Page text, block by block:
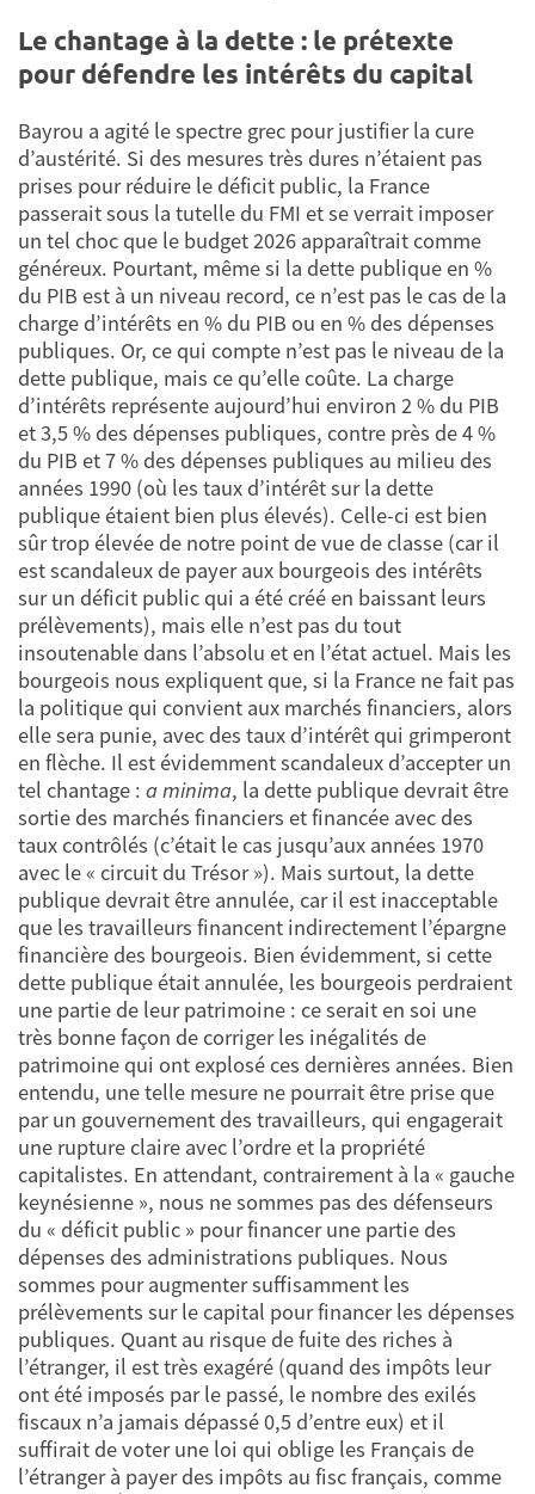
Le chantage à la dette : le prétexte
pour défendre les intérêts du capital
Bayrou a agité le spectre grec pour justifier la cure
d’austérité. Si des mesures très dures n’étaient pas
prises pour réduire le déficit public, la France
passerait sous la tutelle du FMI et se verrait imposer
un tel choc que le budget 2026 apparaîtrait comme
généreux. Pourtant, même si la dette publique en %
du PIB est à un niveau record, ce n’est pas le cas de la
charge d’intérêts en % du PIB ou en % des dépenses
publiques. Or, ce qui compte n’est pas le niveau de la
dette publique, mais ce qu’elle coûte. La charge
d’intérêts représente aujourd’hui environ 2 % du PIB
et 3,5 % des dépenses publiques, contre près de 4 %
du PIB et 7 % des dépenses publiques au milieu des
années 1990 (où les taux d’intérêt sur la dette
publique étaient bien plus élevés). Celle-ci est bien
sûr trop élevée de notre point de vue de classe (car il
est scandaleux de payer aux bourgeois des intérêts
sur un déficit public qui a été créé en baissant leurs
prélèvements), mais elle n’est pas du tout
insoutenable dans l’absolu et en l’état actuel. Mais les
bourgeois nous expliquent que, si la France ne fait pas
la politique qui convient aux marchés financiers, alors
elle sera punie, avec des taux d’intérêt qui grimperont
en flèche. Il est évidemment scandaleux d’accepter un
tel chantage : a minima, la dette publique devrait être
sortie des marchés financiers et financée avec des
taux contrôlés (c’était le cas jusqu’aux années 1970
avec le « circuit du Trésor »). Mais surtout, la dette
publique devrait être annulée, car il est inacceptable
que les travailleurs financent indirectement l’épargne
financière des bourgeois. Bien évidemment, si cette
dette publique était annulée, les bourgeois perdraient
une partie de leur patrimoine : ce serait en soi une
très bonne façon de corriger les inégalités de
patrimoine qui ont explosé ces dernières années. Bien
entendu, une telle mesure ne pourrait être prise que
par un gouvernement des travailleurs, qui engagerait
une rupture claire avec l’ordre et la propriété
capitalistes. En attendant, contrairement à la « gauche
keynésienne », nous ne sommes pas des défenseurs
du « déficit public » pour financer une partie des
dépenses des administrations publiques. Nous
sommes pour augmenter suffisamment les
prélèvements sur le capital pour financer les dépenses
publiques. Quant au risque de fuite des riches à
l’étranger, il est très exagéré (quand des impôts leur
ont été imposés par le passé, le nombre des exilés
fiscaux n’a jamais dépassé 0,5 d’entre eux) et il
suffirait de voter une loi qui oblige les Français de
l’étranger à payer des impôts au fisc français, comme